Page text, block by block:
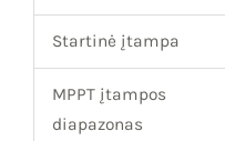
Startinė įtampa
MPPT įtampos
diapazonas